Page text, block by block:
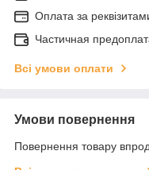
Оплата за
Частичная
Всі умови оплати
Умови повернення
Повернення товару